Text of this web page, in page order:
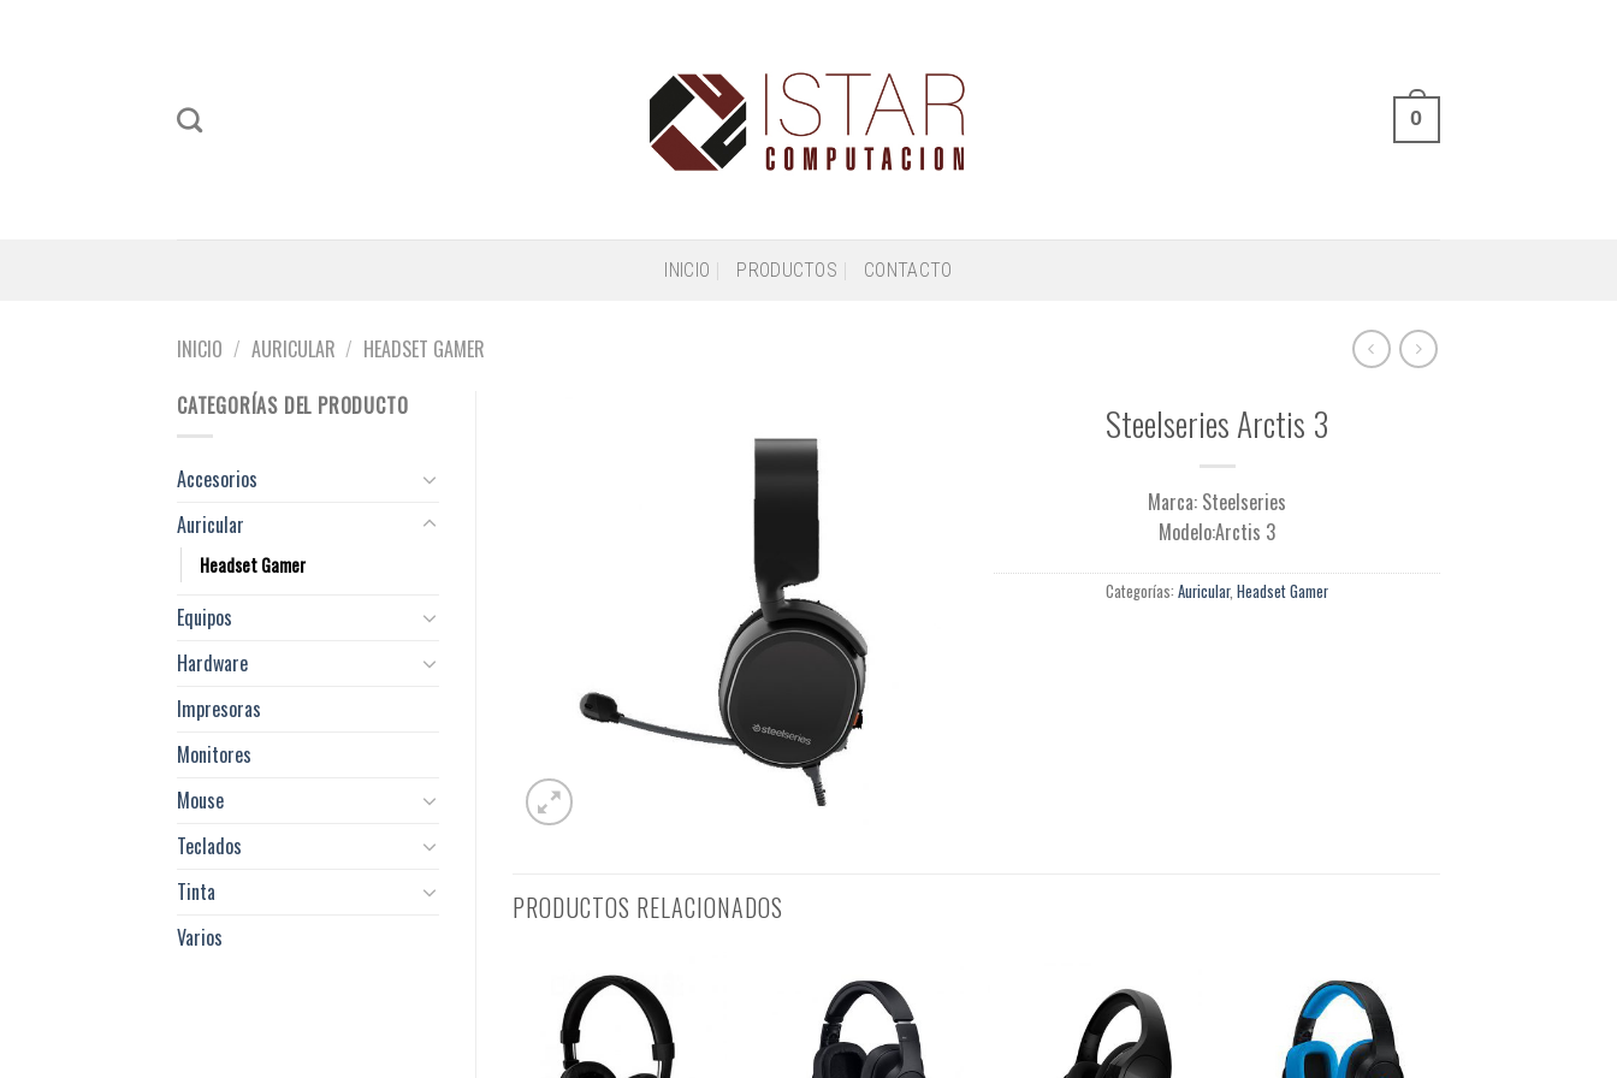
0
INICIO PRODUCTOS CONTACTO
INICIO / AURICULAR / HEADSET GAMER
CATEGORÍAS DEL PRODUCTO
Accesorios
Auricular
Headset Gamer
Equipos
Hardware
Impresoras
Monitores
Mouse
Teclados
Tinta
Varios
Steelseries Arctis 3
Marca: Steelseries
Modelo:Arctis 3
Categorías:Auricular,Headset Gamer
PRODUCTOS RELACIONADOS